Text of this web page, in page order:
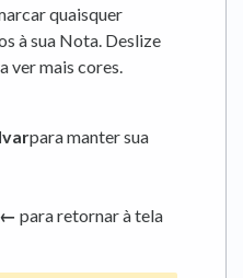
quaisquer
à sua Nota. Deslize
ver mais cores.
para manter sua
← para retornar à tela